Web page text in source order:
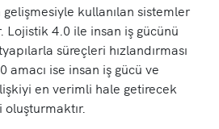
kullanılan sistemler
Lojistik 4.0 ile insan iş gücünü
süreçleri hızlandırması
amacı ise insan iş gücü ve
en verimli hale getirecek